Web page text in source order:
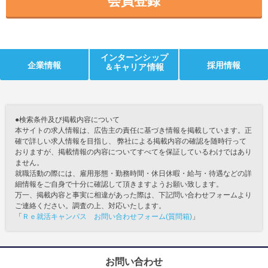
企業情報
インターンシップ
＆キャリア情報
採用情報
●検索条件及び掲載内容について
本サイトの求人情報は、広告主の責任に基づき情報を掲載しています。正
確で詳しい求人情報を目指し、 弊社による掲載内容の確認を随時行って
おりますが、掲載情報の内容についてすべてを保証しているわけではあり
ません。
就職活動の際には、雇用形態・勤務時間・休日休暇・給与・待遇などの詳
細情報をご自身で十分に確認して頂きますようお願い致します。
万一、掲載内容と事実に相違があった際は、下記問い合わせフォームより
ご連絡ください。調査の上、対応いたします。
「 Ｒｅ就活キャンパス お問い合わせフォーム(質問箱) 」
お問い合わせ